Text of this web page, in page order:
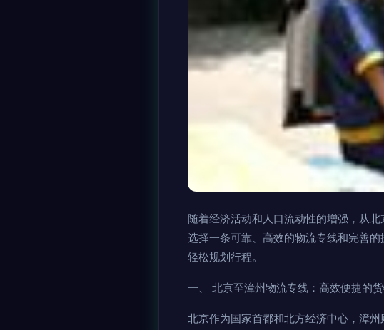
随着经济活动和人口流动性的增强，从
选择一条可靠、高效的物流专线和完善
轻松规划行程。
一、 北京至漳州物流专线：高效便捷的
北京作为国家首都和北方经济中心，漳